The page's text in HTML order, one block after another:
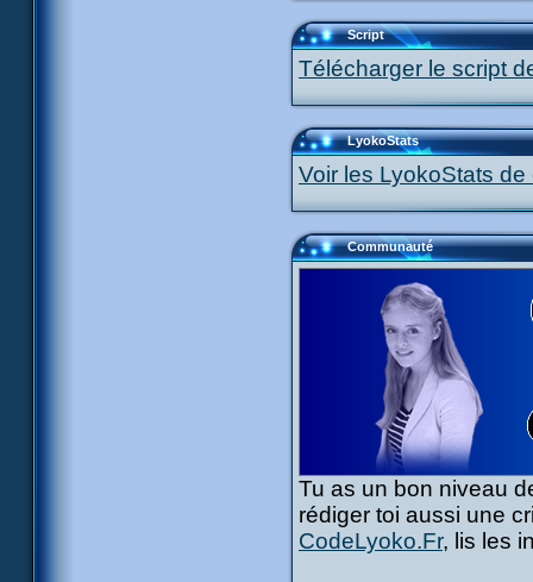
Script
Télécharger le script
LyokoStats
Voir les LyokoStats
Communauté
Tu as un bon niveau
rédiger toi aussi une
CodeLyoko.Fr, lis les